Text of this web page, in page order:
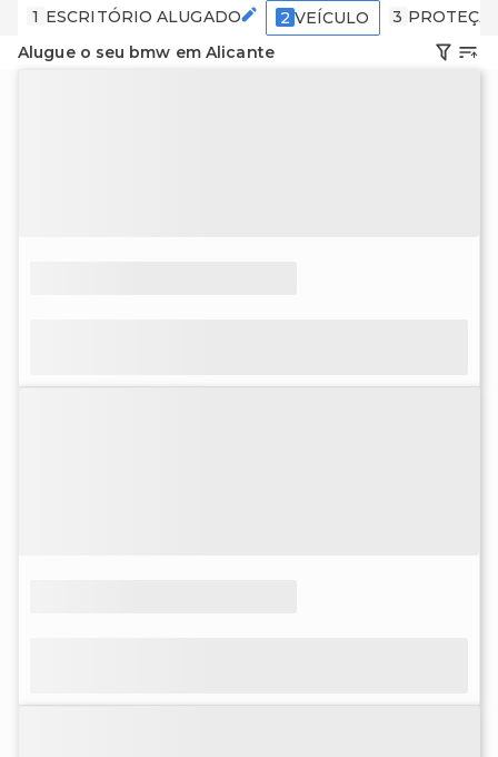
1 ESCRITÓRIO ALUGADO 2 VEÍCULO 3
Alugue o seu bmw em Alicante